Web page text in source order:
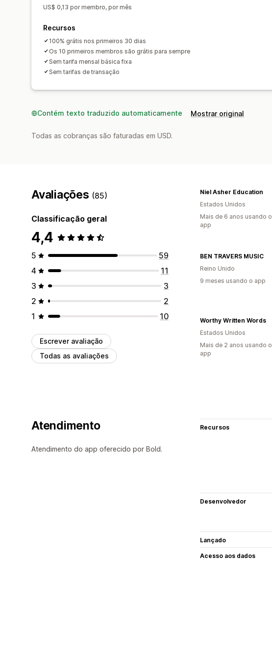
US$ 0,13 por membro, por mês
Recursos
100% grátis nos primeiros 30 dias
Os 10 primeiros membros são grátis para sempre
Sem tarifa mensal básica fixa
Sem tarifas de transação
Contém texto traduzido automaticamente Mostrar original
Todas as cobranças são faturadas em USD.
Avaliações (85)
Classificação geral
4,4
5
59
4
11
3
3
2
2
1
10
Escrever avaliação
Todas as avaliações
Niel Asher Education
Estados Unidos
Mais de 6 anos usando o
app
BEN TRAVERS MUSIC
Reino Unido
9 meses usando o app
Worthy Written Words
Estados Unidos
Mais de 2 anos usando o
app
Atendimento
Atendimento do app oferecido por Bold.
Recursos
Desenvolvedor
Lançado
Acesso aos dados